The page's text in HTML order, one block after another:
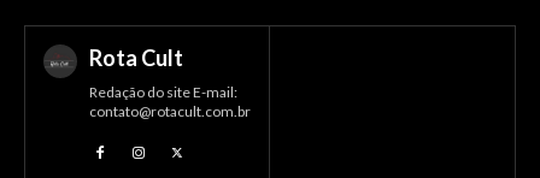
Rota Cult
Redação do site E-mail:
contato@rotacult.com.br